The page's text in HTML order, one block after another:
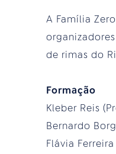
A Família
de rimas do
Formação
Kleber Reis
Bernardo
Flávia